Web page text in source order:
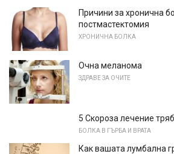
Причини за хронична
постмастектомия
ХРОНИЧНА БОЛКА
Очна меланома
ЗДРАВЕ ЗА ОЧИТЕ
5 Скороза лечение
БОЛКА В ГЪРБА И ВРАТА
Как вашата лумбална